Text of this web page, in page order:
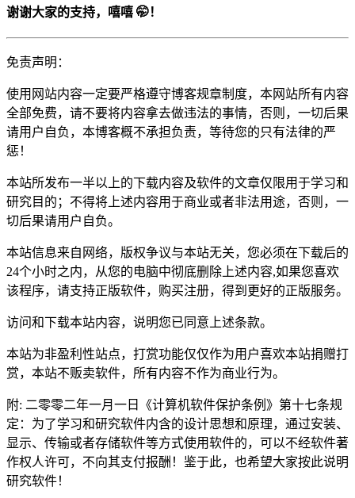
谢谢大家的支持，嘻嘻 🤭！
免责声明：
使用网站内容一定要严格遵守博客规章制度，本网站所有内容
全部免费，请不要将内容拿去做违法的事情，否则，一切后果
请用户自负，本博客概不承担负责，等待您的只有法律的严
惩！
本站所发布一半以上的下载内容及软件的文章仅限用于学习和
研究目的；不得将上述内容用于商业或者非法用途，否则，一
切后果请用户自负。
本站信息来自网络，版权争议与本站无关，您必须在下载后的
24个小时之内，从您的电脑中彻底删除上述内容,如果您喜欢
该程序，请支持正版软件，购买注册，得到更好的正版服务。
访问和下载本站内容，说明您已同意上述条款。
本站为非盈利性站点，打赏功能仅仅作为用户喜欢本站捐赠打
赏，本站不贩卖软件，所有内容不作为商业行为。
附: 二零零二年一月一日《计算机软件保护条例》第十七条规
定：为了学习和研究软件内含的设计思想和原理，通过安装、
显示、传输或者存储软件等方式使用软件的，可以不经软件著
作权人许可，不向其支付报酬！鉴于此，也希望大家按此说明
研究软件！